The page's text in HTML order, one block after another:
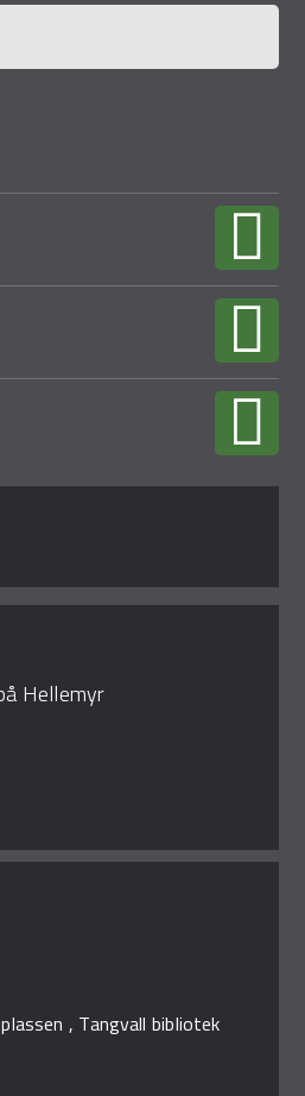
Hellemyr
, Tangvall bibliotek